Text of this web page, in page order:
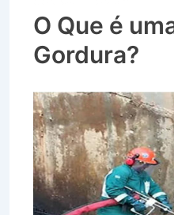
O Que é
Gordura?